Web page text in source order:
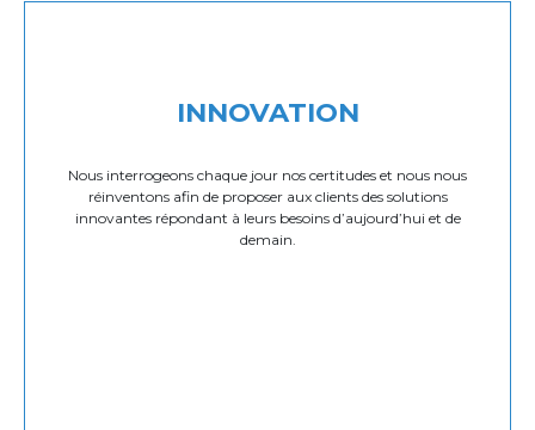
INNOVATION
Nous interrogeons chaque jour nos certitudes et nous nous
réinventons afin de proposer aux clients des solutions
innovantes répondant à leurs besoins d’aujourd’hui et de
demain.